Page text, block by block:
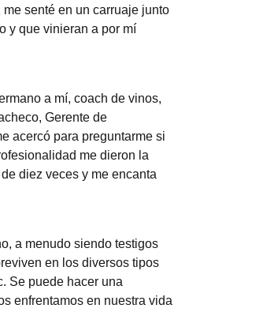
senté en un carruaje junto
y que vinieran a por mí
a mí, coach de vinos,
Gerente de
acercó para preguntarme si
me dieron la
diez veces y me encanta
a menudo siendo testigos
en los diversos tipos
Se puede hacer una
enfrentamos en nuestra vida